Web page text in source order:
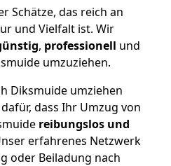
Schätze, das reich an
und Vielfalt ist. Wir
, professionell und
umzuziehen.
Diksmuide umziehen
dass Ihr Umzug von
reibungslos und
erfahrenes Netzwerk
oder Beiladung nach